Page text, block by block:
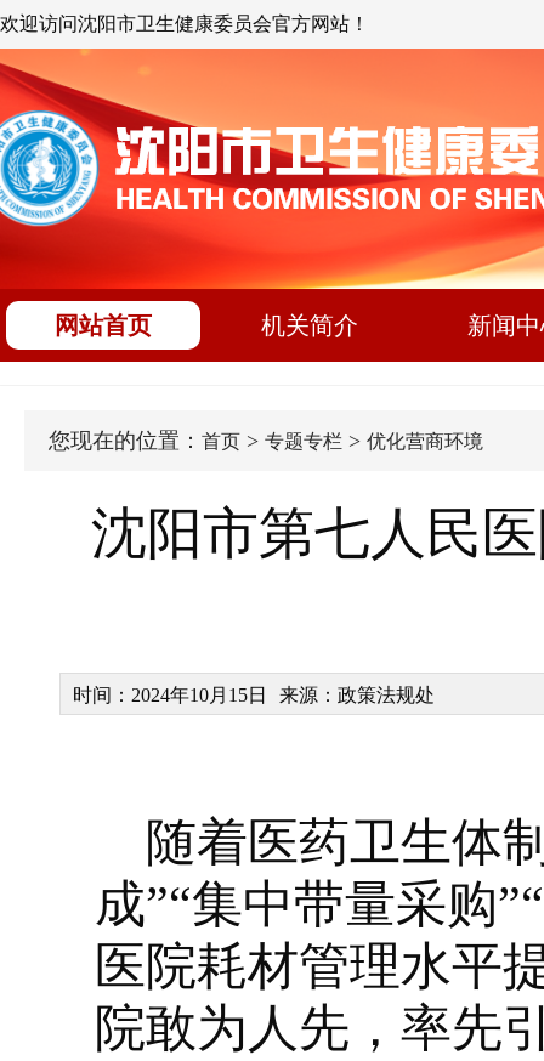
欢迎访问沈阳市卫生健康委员会官方网站！
网站首页 机关简介 新闻
您现在的位置： 首页 > 专题专栏 > 优化营商环境
沈阳市第七人民
时间：2024年10月15日 来源：政策法规处
随着医药卫生体
成”“集中带量采购
医院耗材管理水平
院敢为人先，率先